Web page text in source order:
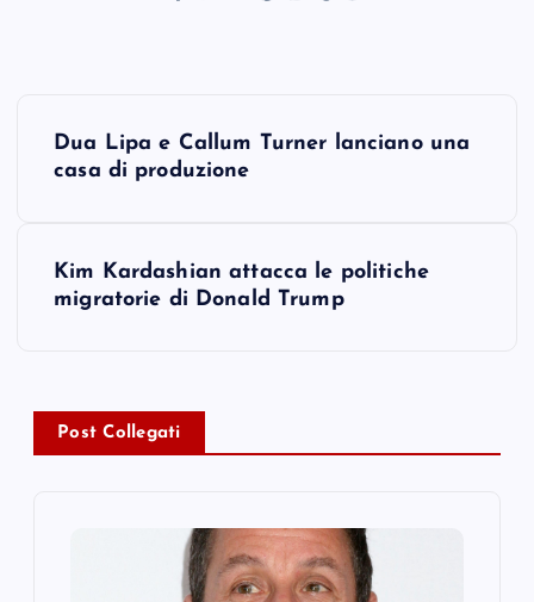
a
v
Dua Lipa e Callum Turner lanciano una
casa di produzione
Kim Kardashian attacca le politiche
migratorie di Donald Trump
Post Collegati